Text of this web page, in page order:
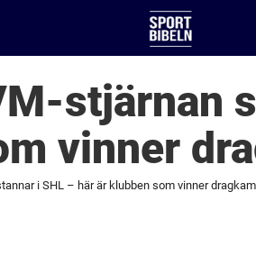
stjärnan
vinner
i SHL – här är klubben som vinner